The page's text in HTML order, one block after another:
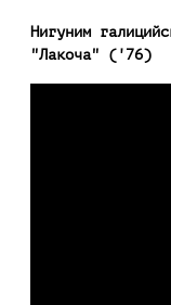
Нигуним
"Лакоча" ('76)